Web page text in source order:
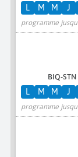
programme jusqu'
L M M J
BIQ-STN
programme jusqu'
L M M J